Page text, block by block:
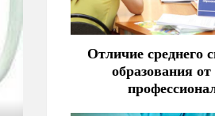
Отличие среднего
образования от